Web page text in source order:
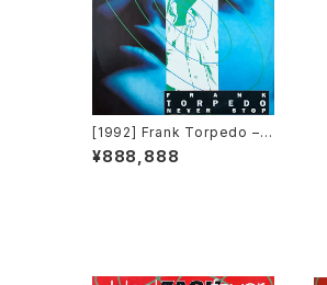
[1992] Frank Torpedo –
Never Stop [Time Recor
ds][TRD 1243]
¥888,888